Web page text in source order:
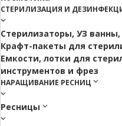
СТЕРИЛИЗАЦИЯ И
Стерилизаторы, УЗ
Крафт-пакеты для
Емкости, лотки для
инструментов и фрез
НАРАЩИВАНИЕ РЕСНИЦ
Ресницы